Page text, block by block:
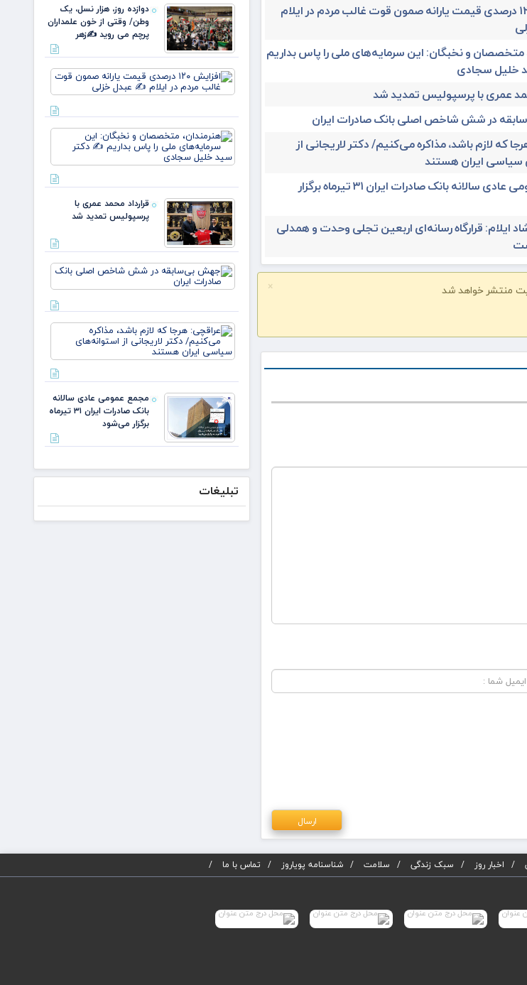
افزایش ۱۲۰ درصدی قیمت یارانه صمون قوت غالب مردم در ایلام
متخصصان و نخبگان: این سرمایه‌های ملی را پاس بداریم
خلیل سجادی
عمری با پرسپولیس تمدید شد
در شش شاخص اصلی بانک صادرات ایران
که لازم باشد، مذاکره می‌کنیم/ دکتر لاریجانی از
سیاسی ایران هستند
مجمع عمومی عادی سالانه بانک صادرات ایران ۳۱ تیرماه برگزار
ایلام: قرارگاه رسانه‌ای اربعین تجلی وحدت و همدلی
×
دوازده روز، هزار نسل، یک
وطن/ وقتی از خون علمداران
پرچم می روید ✍️زهر
قرارداد محمد عمری با
پرسپولیس تمدید شد
مجمع عمومی عادی سالانه
بانک صادرات ایران ۳۱ تیرماه
برگزار می‌شود
تبلیغات
اخبار روز سبک زندگی سلامت شناسنامه پویاروز تماس با ما